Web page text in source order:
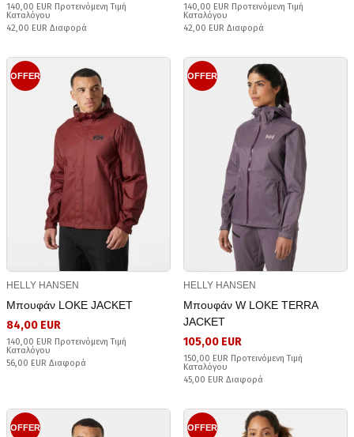
140,00 EUR Προτεινόμενη Τιμή
Καταλόγου
42,00 EUR Διαφορά
140,00 EUR Προτεινόμενη Τιμή
Καταλόγου
42,00 EUR Διαφορά
OFFER
HELLY HANSEN
Μπουφάν LOKE JACKET
84,00 EUR
140,00 EUR Προτεινόμενη Τιμή
Καταλόγου
56,00 EUR Διαφορά
OFFER
HELLY HANSEN
Μπουφάν W LOKE TERRA
JACKET
105,00 EUR
150,00 EUR Προτεινόμενη Τιμή
Καταλόγου
45,00 EUR Διαφορά
OFFER OFFER